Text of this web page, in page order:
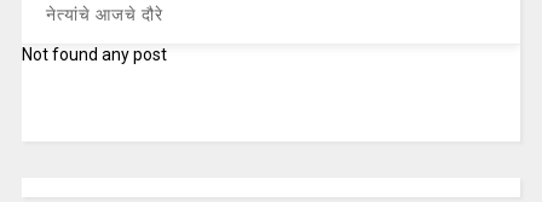
नेत्यांचे आजचे दौरे
Not found any post